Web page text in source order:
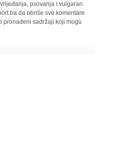
psovanja i vulgaran
da obriše sve komentare
pronađeni sadržaji koji mogu